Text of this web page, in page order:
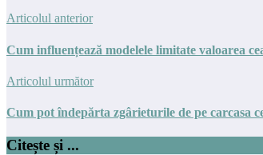
Articolul anterior
Cum influențează modelele limitate valoarea
Articolul următor
Cum pot îndepărta zgârieturile de pe carcasa
Citește și ...